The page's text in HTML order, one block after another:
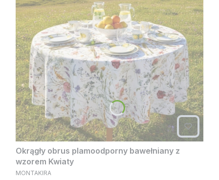
Okrągły obrus plamoodporny bawełniany z
wzorem Kwiaty
PRODUCENT
MONTAKIRA